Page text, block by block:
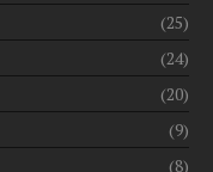
(25)
(24)
(20)
(9)
(8)